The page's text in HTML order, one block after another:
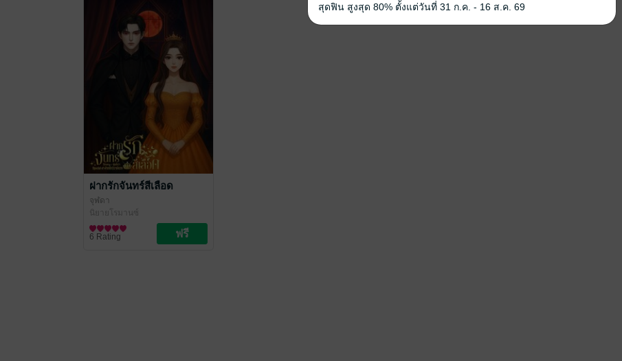
ฝากรักจันทร์สีเลือด
จุฬดา
นิยายโรมานซ์
6 Rating
สุดฟิน สูงสุด 80% ตั้งแต่วันที่ 31 ก.ค. - 16 ส.ค. 69